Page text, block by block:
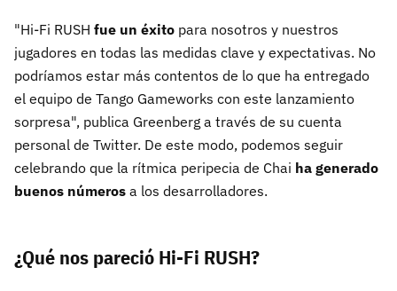
"Hi-Fi RUSH fue un éxito para nosotros y nuestros
jugadores en todas las medidas clave y expectativas. No
podríamos estar más contentos de lo que ha entregado
el equipo de Tango Gameworks con este lanzamiento
sorpresa", publica Greenberg a través de su cuenta
personal de Twitter. De este modo, podemos seguir
celebrando que la rítmica peripecia de Chai ha generado
buenos números a los desarrolladores.
¿Qué nos pareció Hi-Fi RUSH?